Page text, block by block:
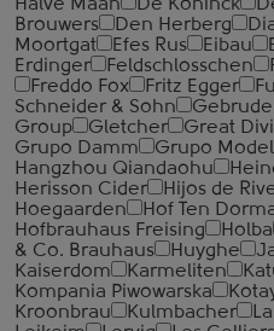
Halve Maan
De Koninck
Brouwers
Den Herberg
Moortgat
Efes Rus Eibau
Erdinger
Feldschlosschen
Freddo Fox
Fritz Egger
Schneider & Sohn
Group
Gletcher
Great
Grupo Damm
Grupo
Hangzhou Qiandaohu
Herisson Cider
Hijos de
Hoegaarden
Hof Ten
Hofbrauhaus Freising
Holba
& Co. Brauhaus
Huyghe
Kaiserdom
Karmeliten
Kompania Piwowarska
Kroonbrau
Kulmbacher